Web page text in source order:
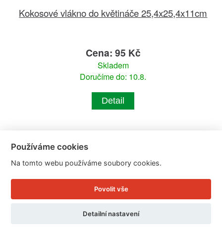
Kokosové vlákno do květináče 25,4x25,4x11cm
Cena: 95 Kč
Skladem
Doručíme do: 10.8.
Detail
Používáme cookies
Na tomto webu používáme soubory cookies.
Povolit vše
Detailní nastavení